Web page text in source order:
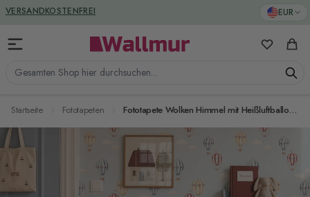
Zum Inhalt springen EUR
Gesamten Shop hier durchsuchen...
Meine
VERSANDKOSTENFREI
GREENGUARD ZERTIFIZIERT
Startseite Fototapeten Fototapete Wolken Himmel mit Heißluftballons in Puderblau